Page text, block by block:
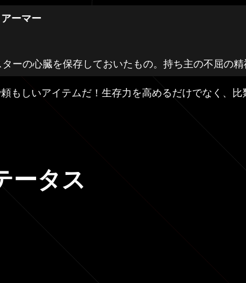
アーマー
ーの心臓を保存しておいたもの。持ち主の不屈の精
もしいアイテムだ！生存力を高めるだけでなく、
ータス